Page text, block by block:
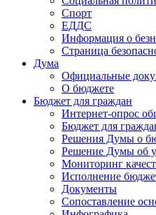
Спорт
ЕДДС
Информация о
Страница
Дума
Официальные
О бюджете
Бюджет для граждан
Интернет-опрос
Бюджет для
Решения Думы о
Решение Думы об
Мониторинг
Исполнение
Документы
Сопоставление